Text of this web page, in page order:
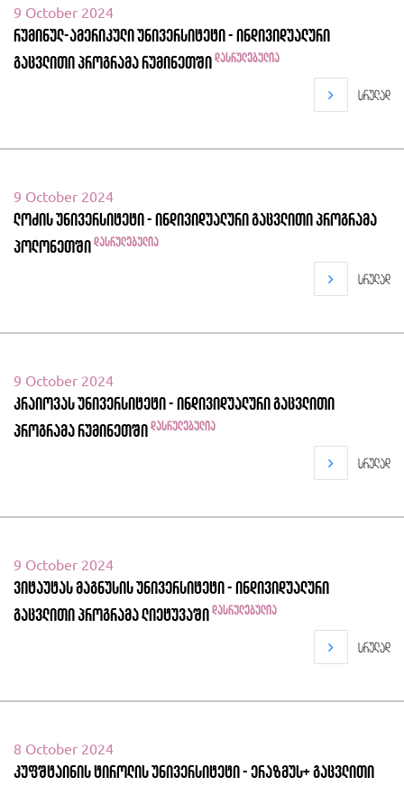
9 October 2024
რუმინულ-ამერიკული უნივერსიტეტი - ინდივიდუალური
გაცვლითი პროგრამა რუმინეთში დასრულებულია
სრულად
9 October 2024
ლოძის უნივერსიტეტი - ინდივიდუალური გაცვლითი პროგრამა
პოლონეთში დასრულებულია
სრულად
9 October 2024
კრაიოვას უნივერსიტეტი - ინდივიდუალური გაცვლითი
პროგრამა რუმინეთში დასრულებულია
სრულად
9 October 2024
ვიტაუტას მაგნუსის უნივერსიტეტი - ინდივიდუალური
გაცვლითი პროგრამა ლიეტუვაში დასრულებულია
სრულად
8 October 2024
კუფშტაინის ტიროლის უნივერსიტეტი - ერაზმუს+ გაცვლითი